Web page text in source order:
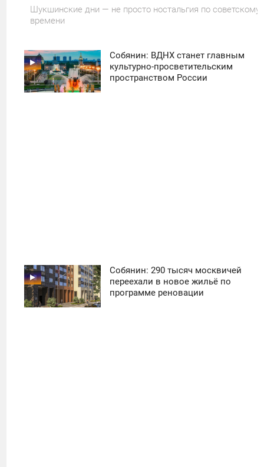
Шукшинские дни — не просто ностальгия по советскому
времени
Собянин: ВДНХ станет главным
культурно-просветительским
пространством России
Собянин: 290 тысяч москвичей
переехали в новое жильё по
программе реновации